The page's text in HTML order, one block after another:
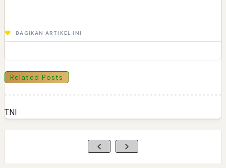
BAGIKAN ARTIKEL INI
Related Posts
TNI